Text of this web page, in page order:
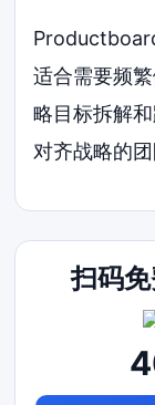
适合需要频
略目标拆解
对齐战略的团
扫码